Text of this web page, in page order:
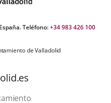
Teléfono:+34 983 426 100
de Valladolid